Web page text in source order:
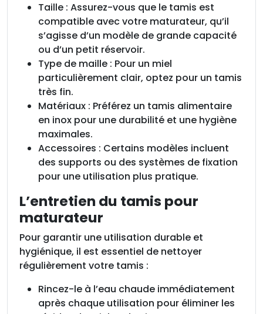
Taille : Assurez-vous que le tamis est
compatible avec votre maturateur, qu’il
s’agisse d’un modèle de grande capacité
ou d’un petit réservoir.
Type de maille : Pour un miel
particulièrement clair, optez pour un tamis
très fin.
Matériaux : Préférez un tamis alimentaire
en inox pour une durabilité et une hygiène
maximales.
Accessoires : Certains modèles incluent
des supports ou des systèmes de fixation
pour une utilisation plus pratique.
L’entretien du tamis pour
maturateur
Pour garantir une utilisation durable et
hygiénique, il est essentiel de nettoyer
régulièrement votre tamis :
Rincez-le à l’eau chaude immédiatement
après chaque utilisation pour éliminer les